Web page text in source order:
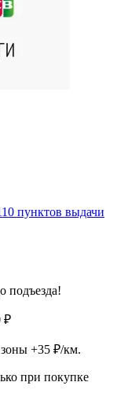
пунктов выдачи
подъезда!
₽
+35 ₽/км.
при покупке